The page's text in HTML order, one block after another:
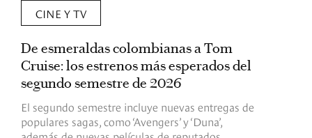
CINE Y TV
De esmeraldas colombianas a Tom
Cruise: los estrenos más esperados del
segundo semestre de 2026
El segundo semestre incluye nuevas entregas de
populares sagas, como ‘Avengers’ y ‘Duna’,